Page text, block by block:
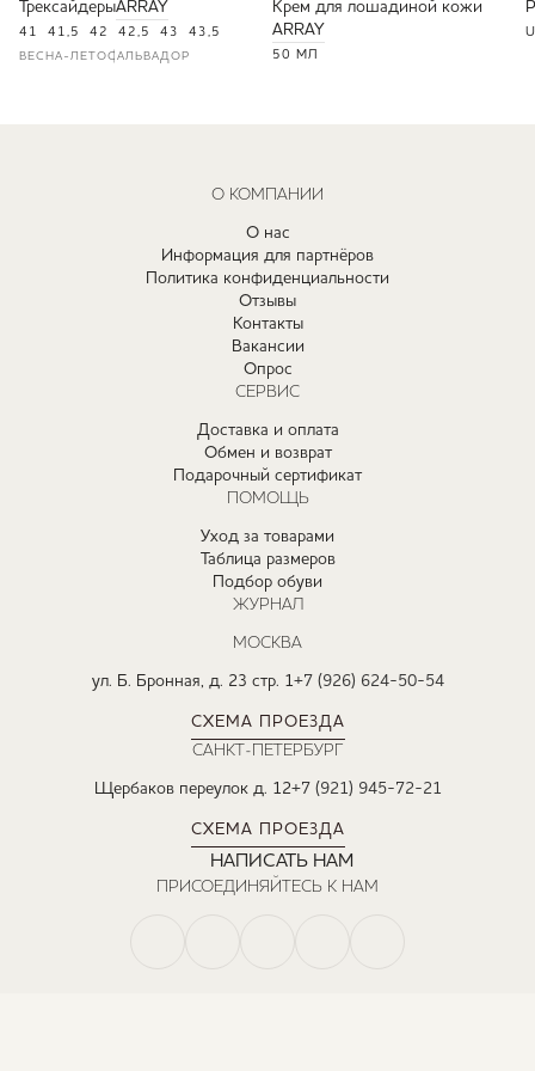
ТрексайдерыARRAY
41 41,5 42 42,5 43 43,5
ВЕСНА-ЛЕТОСАЛЬВАДОР
Крем для лошадиной кожи
ARRAY
50 МЛ
О КОМПАНИИ
О нас
Информация для партнёров
Политика конфиденциальности
Отзывы
Контакты
Вакансии
Опрос
СЕРВИС
Доставка и оплата
Обмен и возврат
Подарочный сертификат
ПОМОЩЬ
Уход за товарами
Таблица размеров
Подбор обуви
ЖУРНАЛ
МОСКВА
ул. Б. Бронная, д. 23 стр. 1+7 (926) 624-50-54
СХЕМА ПРОЕЗДА
САНКТ-ПЕТЕРБУРГ
Щербаков переулок д. 12+7 (921) 945-72-21
СХЕМА ПРОЕЗДА
НАПИСАТЬ НАМ
ПРИСОЕДИНЯЙТЕСЬ К НАМ